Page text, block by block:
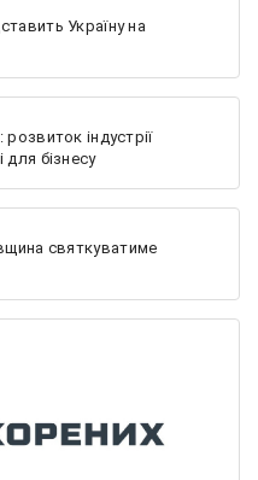
Україну на
індустрії
для бізнесу
святкуватиме